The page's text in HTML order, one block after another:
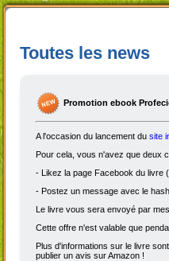
Toutes les news
Promotion ebook
A l'occasion du lancement du site
Pour cela, vous n'avez que deux
- Likez la page Facebook du livre (
- Postez un message avec le
Le livre vous sera envoyé par
Cette offre n'est valable que
Plus d'informations sur le livre
publier un avis sur Amazon !